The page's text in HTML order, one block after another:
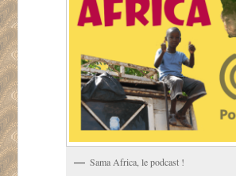
Sama Africa, le podcast !